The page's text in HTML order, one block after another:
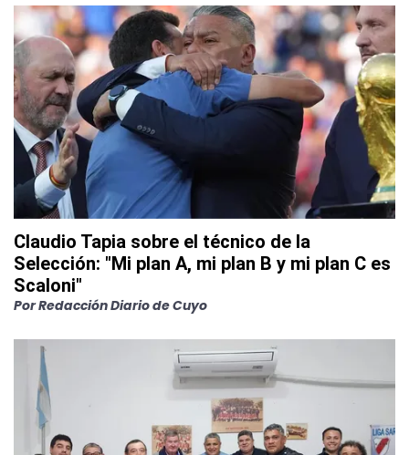
Claudio Tapia sobre el técnico de la
Selección: "Mi plan A, mi plan B y mi plan C es
Scaloni"
PorRedacción Diario de Cuyo